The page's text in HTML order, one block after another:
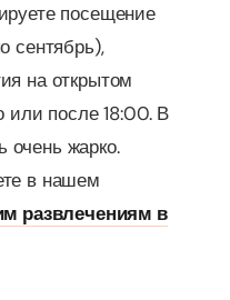
посещение
сентябрь),
на открытом
или после 18:00. В
жарко.
в нашем
развлечениям в